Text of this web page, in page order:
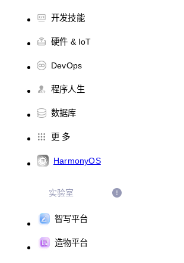
开发技能
硬件 & IoT
DevOps
程序人生
数据库
更 多
HarmonyOS
实验室
智写平台
造物平台